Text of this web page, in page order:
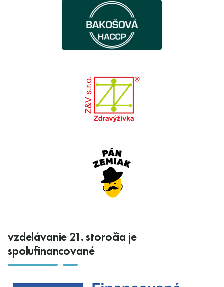
vzdelávanie 21. storočia je
spolufinancované